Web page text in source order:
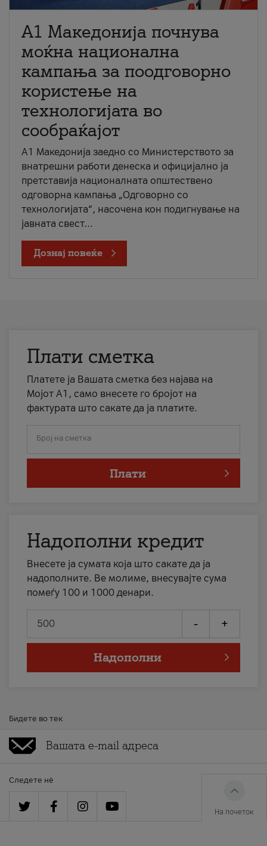
A1 Македонија почнува
моќна национална
кампања за поодговорно
користење на
технологијата во
сообраќајот
A1 Македонија заедно со Министерството за
внатрешни работи денеска и официјално ја
претставија националната општествено
одговорна кампања „Одговорно со
технологијата“, насочена кон подигнување на
јавната свест...
Дознај повеќе
Плати сметка
Платете ја Вашата сметка без најава на
Мојот А1, само внесете го бројот на
фактурата што сакате да ја платите.
Број на сметка
Плати
Надополни кредит
Внесете ја сумата која што сакате да ја
надополните. Ве молиме, внесувајте сума
помеѓу 100 и 1000 денари.
- +
Надополни
Бидете во тек
Следете нè
На почеток